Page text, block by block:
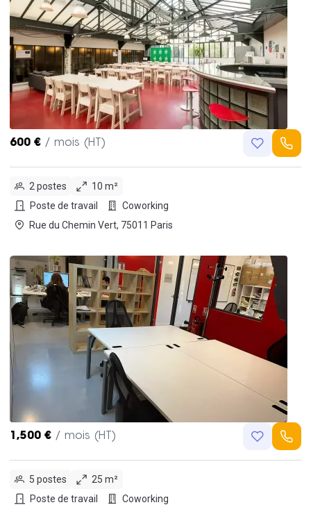
600 € / mois (HT)
2 postes
10 m²
Poste de travail
Coworking
Rue du Chemin Vert, 75011 Paris
1,500 € / mois (HT)
5 postes
25 m²
Poste de travail
Coworking